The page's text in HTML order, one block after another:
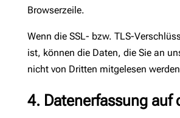
Browserzeile.
Wenn die SSL- bzw. TLS-
ist, können die Daten, die Sie an
nicht von Dritten mitgelesen
4. Datenerfassung auf